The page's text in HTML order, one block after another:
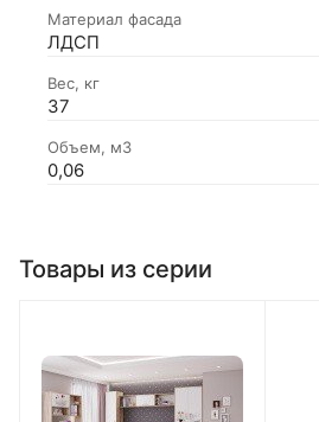
Материал фасада
ЛДСП
Вес, кг
37
Объем, м3
0,06
Товары из серии